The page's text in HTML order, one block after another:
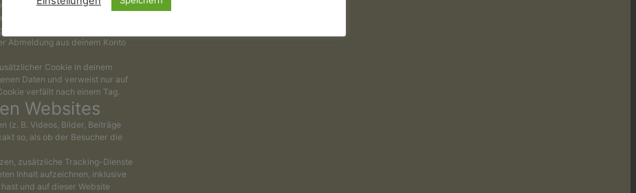
deine Anmeldeinformationen
zwei Tagen und Cookies für
bleiben“ auswählst,
Abmeldung aus deinem Konto
Cookie in deinem
Daten und verweist nur auf
verfällt nach einem Tag.
Websites
(z. B. Videos, Bilder, Beiträge
so, als ob der Besucher die
zusätzliche Tracking-Dienste
Inhalt aufzeichnen, inklusive
und auf dieser Website